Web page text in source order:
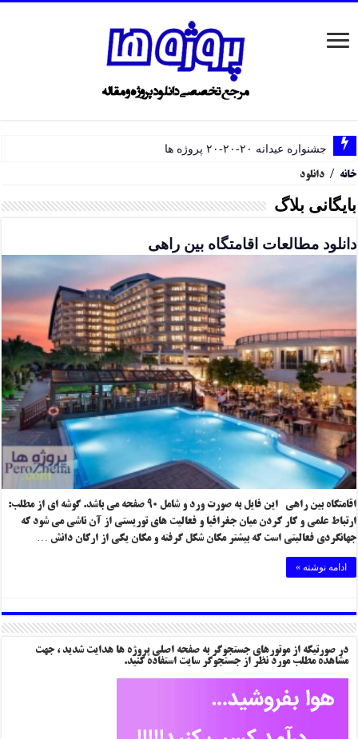
جشنواره عیدانه ۲۰-۲۰-۲۰ پروژه ها
خانه / دانلود
بایگانی بلاگ
دانلود مطالعات اقامتگاه بین راهی
اقامتگاه بین راهی این فایل به صورت ورد و شامل ۹۰ صفحه می باشد. گوشه ای از مطلب:
ارتباط علمی‌ و کار کردن میان جغرافیا و فعالیت های توریستی از آن ناشی‌ می‌ شود که
جهانگردی فعالیتی است که بیشتر مکان شکل گرفته و مکان یکی از ارکان دانش …
ادامه نوشته »
در صورتیکه از موتورهای جستجوگر به صفحه اصلی پروژه ها هدایت شدید ، جهت
مشاهده مطلب مورد نظر از جستجوگر سایت استفاده کنید.